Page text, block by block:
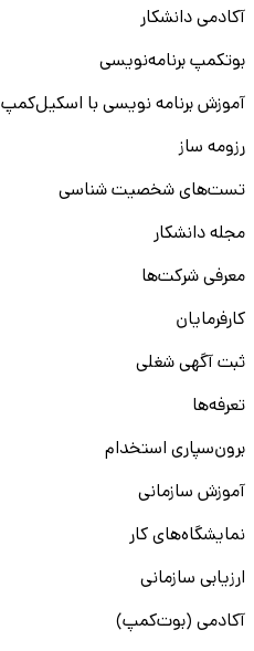
آکادمی دانشکار
بوتکمپ برنامه‌نویسی
آموزش برنامه نویسی با اسکیل‌کمپ
رزومه ساز
تست‌های شخصیت شناسی
مجله دانشکار
معرفی شرکت‌ها
کارفرمایان
ثبت آگهی شغلی
تعرفه‌ها
برون‌سپاری استخدام
آموزش سازمانی
نمایشگاه‌های کار
ارزیابی سازمانی
آکادمی (بوت‌کمپ)